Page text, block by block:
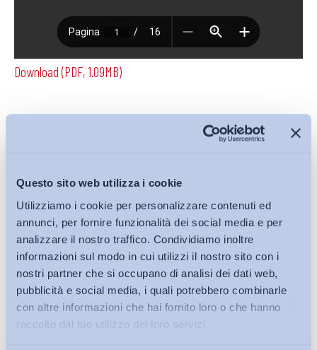
Questo sito web utilizza i cookie
Utilizziamo i cookie per personalizzare contenuti ed
annunci, per fornire funzionalità dei social media e per
analizzare il nostro traffico. Condividiamo inoltre
informazioni sul modo in cui utilizzi il nostro sito con i
nostri partner che si occupano di analisi dei dati web,
pubblicità e social media, i quali potrebbero combinarle
con altre informazioni che hai fornito loro o che hanno
raccolto dal tuo utilizzo dei loro servizi.
Download (PDF, 1.09MB)
Iscriviti alla Newsletter